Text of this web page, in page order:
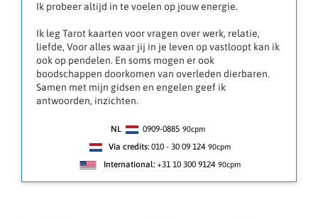
Ik probeer altijd in te voelen op jouw energie.
Ik leg Tarot kaarten voor vragen over werk, relatie,
liefde, Voor alles waar jij in je leven op vastloopt kan ik
ook op pendelen. En soms mogen er ook
boodschappen doorkomen van overleden dierbaren.
Samen met mijn gidsen en engelen geef ik
antwoorden, inzichten.
NL 0909-0885 90cpm
Via credits: 010 - 30 09 124 90cpm
International: +31 10 300 9124 90cpm